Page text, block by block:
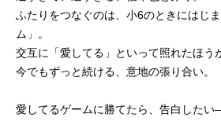
ふたりをつなぐのは、小6のときにはじ
ム」。
交互に「愛してる」といって照れたほう
今でもずっと続ける、意地の張り合い。
愛してるゲームに勝てたら、告白したい